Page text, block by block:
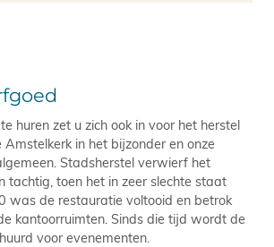
huren zet u zich ook in voor het herstel
in het bijzonder en onze
Stadsherstel verwierf het
tachtig, toen het in zeer slechte staat
was de restauratie voltooid en betrok
kantoorruimten. Sinds die tijd wordt de
voor evenementen.